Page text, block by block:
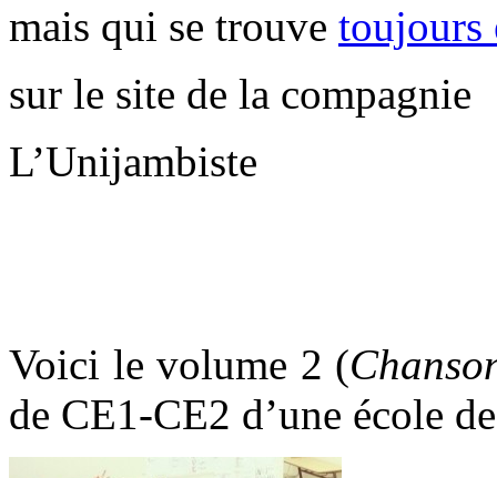
mais qui se trouve toujours
sur le site de la compagnie
L’Unijambiste
Voici le volume 2 (
de CE1-CE2 d’une école